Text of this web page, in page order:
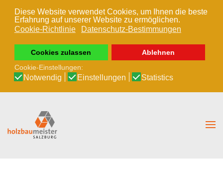
Diese Website verwendet Cookies, um Ihnen die beste
Erfahrung auf unserer Website zu ermöglichen.
Cookie-Richtlinie
Datenschutz-Bestimmungen
Cookies zulassen
Ablehnen
Cookie-Einstellungen:
Notwendig Einstellungen Statistics
Zum Hauptinhalt springen